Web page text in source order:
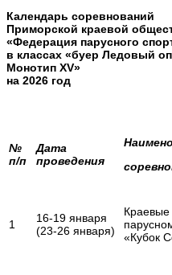
Календарь соревнований
Приморской краевой
«Федерация парусного
в классах «буер Ледовый
Монотип XV»
на 2026 год
№
п/п
Дата
проведения
1
16-19 января
(23-26 января)
Краевые
«Кубок